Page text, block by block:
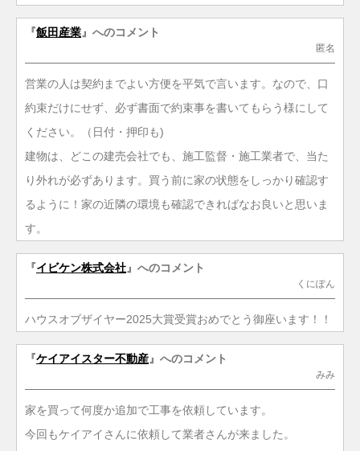
『飯田産業 』へのコメント
匿名
営業の人は契約までよい方便を平気で言います。なので、口
約束だけにせず、必ず書面で約束事を書いてもらう様にして
ください。（日付・押印も)
建物は、どこの建売会社でも、施工監督・施工業者で、当た
り外れが必ずあります。買う前に家の状態をしっかり確認す
るように！家の近隣の環境も確認できればなお良いと思いま
す。
『イビケン株式会社 』へのコメント
くにぽん
ハウスオブザイヤー2025大賞受賞おめでとう御座います！！
『ケイアイスター不動産 』へのコメント
みみ
家を買って何度か追加で工事を依頼しています。
今回もケイアイさんに依頼して業者さんが来ました。